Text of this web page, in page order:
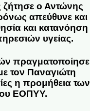
ο Αντώνης
απεύθυνε και
και κατανόηση
υγείας.
πραγματοποίησε
τον Παναγιώτη
η προμήθεια των
ΕΟΠΥΥ.